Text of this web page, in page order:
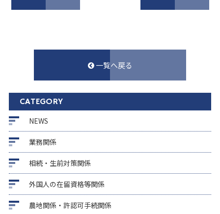
一覧へ戻る
CATEGORY
NEWS
業務関係
相続・生前対策関係
外国人の在留資格等関係
農地関係・許認可手続関係